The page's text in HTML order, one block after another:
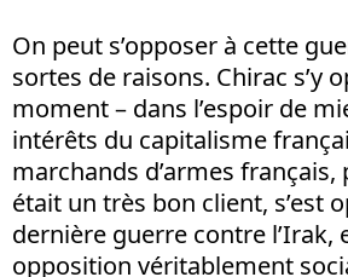
On peut s’opposer à cette
sortes de raisons. Chirac s’y
moment – dans l’espoir de
intérêts du capitalisme
marchands d’armes français,
était un très bon client, s’est
dernière guerre contre l’Irak,
opposition véritablement